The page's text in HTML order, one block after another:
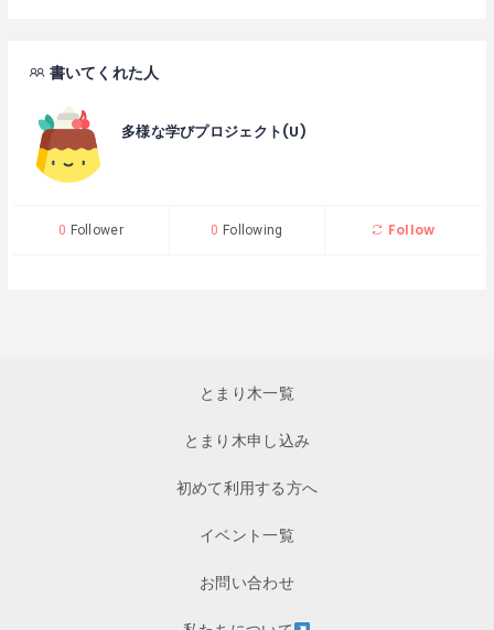
書いてくれた人
多様な学びプロジェクト(U)
0 Follower 0 Following Follow
とまり木一覧
とまり木申し込み
初めて利用する方へ
イベント一覧
お問い合わせ